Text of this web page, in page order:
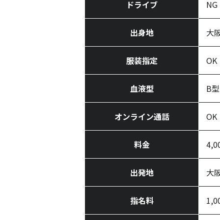
ドライブ NG
出身地 大
服装指定 OK
血液型 B型
オンライン通話 OK
料金
出発地 大
指名料